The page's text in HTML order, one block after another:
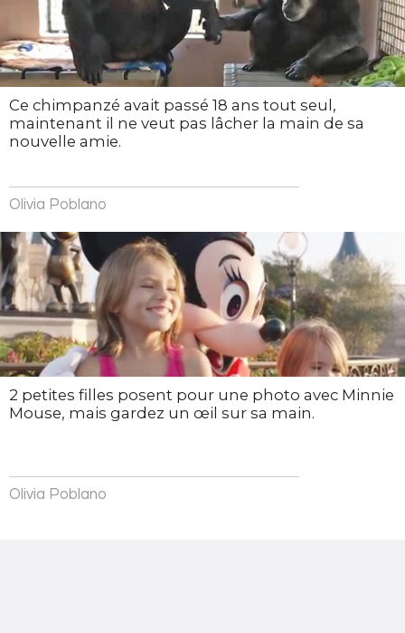
Ce chimpanzé avait passé 18 ans tout seul,
maintenant il ne veut pas lâcher la main de sa
nouvelle amie.
Olivia Poblano
2 petites filles posent pour une photo avec Minnie
Mouse, mais gardez un œil sur sa main.
Olivia Poblano